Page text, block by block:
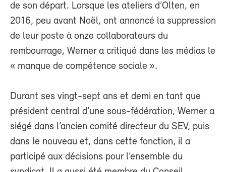
de son départ. Lorsque les ateliers d’Olten, en
2016, peu avant Noël, ont annoncé la suppression
de leur poste à onze collaborateurs du
rembourrage, Werner a critiqué dans les médias le
« manque de compétence sociale ».
Durant ses vingt-sept ans et demi en tant que
président central d’une sous-fédération, Werner a
siégé dans l’ancien comité directeur du SEV, puis
dans le nouveau et, dans cette fonction, il a
participé aux décisions pour l’ensemble du